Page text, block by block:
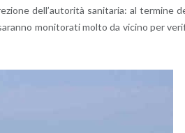
del­l’au­to­ri­tà sa­ni­ta­ria: al ter­mi­ne
mo­ni­to­ra­ti molto da vi­ci­no per